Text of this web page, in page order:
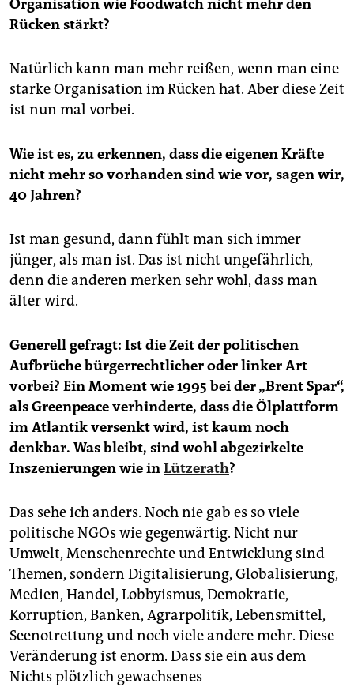
Organisation wie Foodwatch nicht mehr den
Rücken stärkt?
Natürlich kann man mehr reißen, wenn man eine
starke Organisation im Rücken hat. Aber diese Zeit
ist nun mal vorbei.
Wie ist es, zu erkennen, dass die eigenen Kräfte
nicht mehr so vorhanden sind wie vor, sagen wir,
40 Jahren?
Ist man gesund, dann fühlt man sich immer
jünger, als man ist. Das ist nicht ungefährlich,
denn die anderen merken sehr wohl, dass man
älter wird.
Generell gefragt: Ist die Zeit der politischen
Aufbrüche bürgerrechtlicher oder linker Art
vorbei? Ein Moment wie 1995 bei der „Brent Spar“,
als Greenpeace verhinderte, dass die Ölplattform
im Atlantik versenkt wird, ist kaum noch
denkbar. Was bleibt, sind wohl abgezirkelte
Inszenierungen wie inLützerath?
Das sehe ich anders. Noch nie gab es so viele
politische NGOs wie gegenwärtig. Nicht nur
Umwelt, Menschenrechte und Entwicklung sind
Themen, sondern Digitalisierung, Globalisierung,
Medien, Handel, Lobbyismus, Demokratie,
Korruption, Banken, Agrarpolitik, Lebensmittel,
Seenotrettung und noch viele andere mehr. Diese
Veränderung ist enorm. Dass sie ein aus dem
Nichts plötzlich gewachsenes